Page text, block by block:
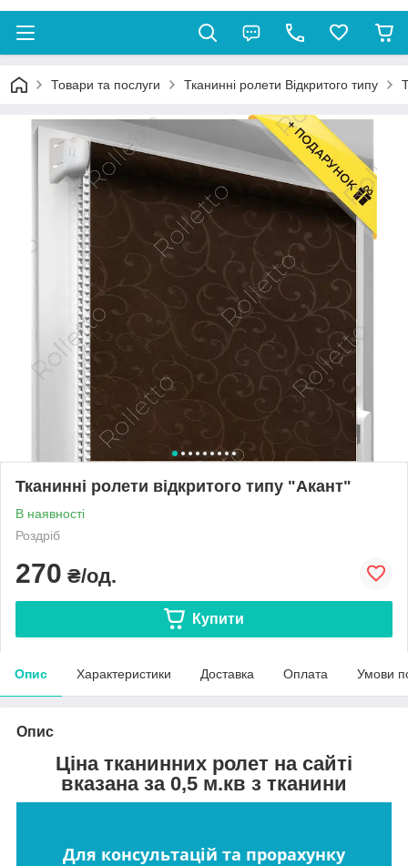
Товари та послуги Тканинні ролети Відкритого типу
Тканинні ролети відкритого типу "Акант"
В наявності
Роздріб
270 ₴/од.
Купити
Опис Характеристики Доставка Оплата Умови
Опис
Ціна тканинних ролет на сайті
вказана за 0,5 м.кв з тканини
Для консультацій та прорахунку